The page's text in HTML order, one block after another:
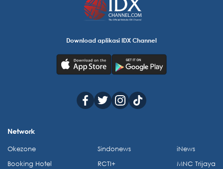
Download aplikasi IDX Channel
Network
Okezone
Booking Hotel
Sindonews
RCTI+
iNews
MNC Trijaya